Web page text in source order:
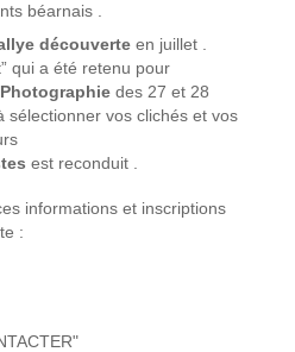
béarnais .
découverte en juillet .
qui a été retenu pour
des 27 et 28
sélectionner vos clichés et vos
est reconduit .
informations et inscriptions
: